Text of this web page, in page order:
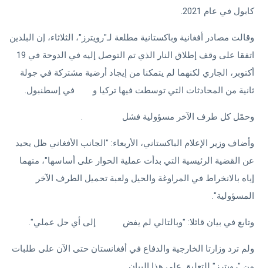
كابول في عام 2021.
وقالت مصادر أفغانية وباكستانية مطلعة لـ"رويترز"، الثلاثاء، إن البلدين
اتفقا على وقف إطلاق النار الذي تم التوصل إليه في الدوحة في 19
أكتوبر، الجاري لكنهما لم يتمكنا من إيجاد أرضية مشتركة في جولة
ثانية من المحادثات التي توسطت فيها تركيا و
في إسطنبول.
وحمّل كل طرف الآخر مسؤولية فشل .
وأضاف وزير الإعلام الباكستاني، الأربعاء: "الجانب الأفغاني ظل يحيد
عن القضية الرئيسية التي بدأت عملية الحوار على أساسها"، متهما
إياه بالانخراط في المراوغة والحيل ولعبة تحميل الطرف الآخر
المسؤولية".
وتابع في بيان قائلا: "وبالتالي لم يفض إلى أي حل عملي".
ولم ترد وزارتا الخارجية والدفاع في أفغانستان حتى الآن على طلبات